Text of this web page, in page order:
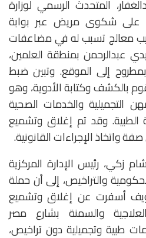
المتحدث الرسمي لوزارة
على شكوى مريض عبر بوابة
معالج تسبب له في مضاعفات
عبدالرحمن بمنطقة العلمين،
إلى الموقع. وتبين ضبط
بالكشف وكتابة الأدوية، وهو
التجميلية والخدمات الصحية
الطبية. وقد تم إغلاق وتشميع
واتخاذ الإجراءات القانونية.
زكي، رئيس الإدارة المركزية
والتراخيص، إلى أن حملة
سويف أسفرت عن إغلاق وتشميع
والسمنة بشارع مصر
طبية وتجميلية دون تراخيص،